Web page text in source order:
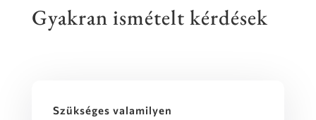
Gyakran ismételt kérdések
Szükséges valamilyen